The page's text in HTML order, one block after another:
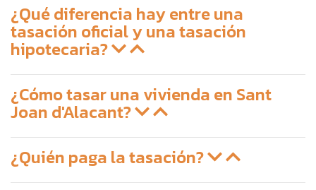
¿Qué diferencia hay entre una
tasación oficial y una tasación
hipotecaria?
¿Cómo tasar una vivienda en Sant
Joan d'Alacant?
¿Quién paga la tasación?